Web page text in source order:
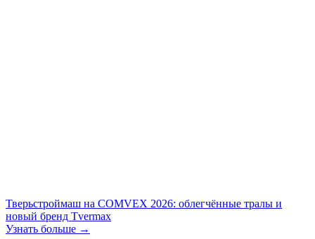
Тверьстроймаш на COMVEX 2026: облегчённые тралы и
новый бренд Tvermax
Узнать больше →